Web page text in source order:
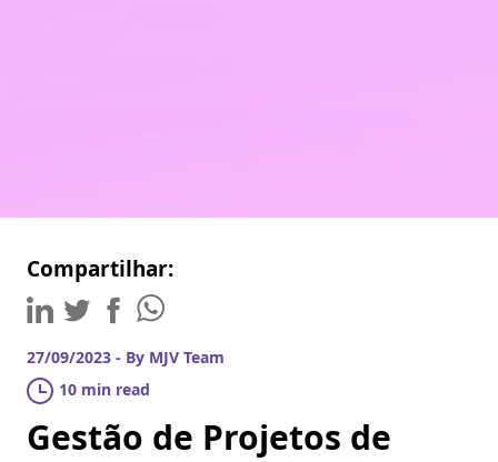
Compartilhar:
27/09/2023 - By MJV Team
10 min read
Gestão de Projetos de